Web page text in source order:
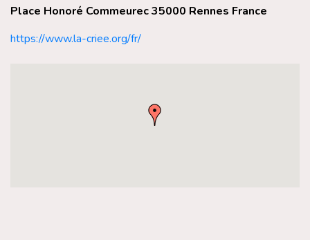
Place Honoré Commeurec 35000 Rennes France
https://www.la-criee.org/fr/